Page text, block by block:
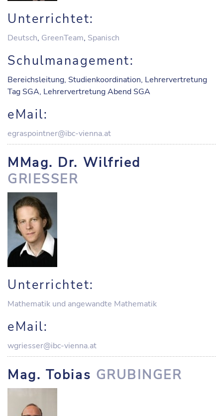
Unterrichtet:
Deutsch, GreenTeam, Spanisch
Schulmanagement:
Bereichsleitung, Studienkoordination, Lehrervertretung
Tag SGA, Lehrervertretung Abend SGA
eMail:
egraspointner@ibc-vienna.at
MMag. Dr. Wilfried
GRIESSER
Unterrichtet:
Mathematik und angewandte Mathematik
eMail:
wgriesser@ibc-vienna.at
Mag. Tobias GRUBINGER